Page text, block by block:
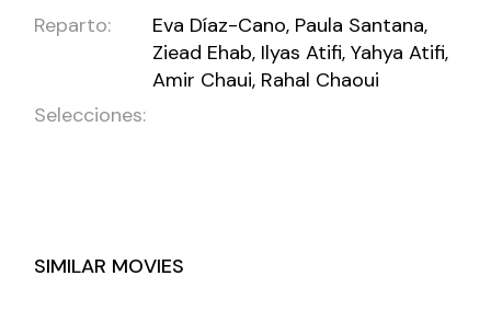
Reparto:
Eva Díaz-Cano, Paula Santana,
Ziead Ehab, Ilyas Atifi, Yahya Atifi,
Amir Chaui, Rahal Chaoui
Selecciones:
SIMILAR MOVIES